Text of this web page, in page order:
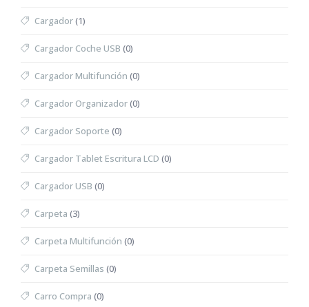
Cargador(1)
Cargador Coche USB (0)
Cargador Multifunción (0)
Cargador Organizador(0)
Cargador Soporte (0)
Cargador Tablet Escritura LCD (0)
Cargador USB (0)
Carpeta (3)
Carpeta Multifunción (0)
Carpeta Semillas (0)
Carro Compra (0)